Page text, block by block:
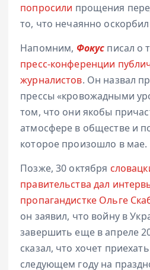
попросили прощения
то, что нечаянно
Напомним, Фокус писал о
пресс-конференции
журналистов. Он назвал
прессы «кровожадными
том, что они якобы
атмосфере в обществе и
которое произошло в мае.
Позже, 30 октября
правительства дал
пропагандистке Ольге
он заявил, что войну в
завершить еще в апреле
сказал, что хочет
следующем году на